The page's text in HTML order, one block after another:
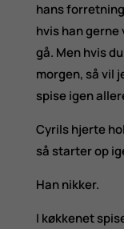
hans
hvis han gerne
gå. Men hvis
morgen, så vil
spise igen
Cyrils hjerte
så starter op
Han nikker.
I køkkenet